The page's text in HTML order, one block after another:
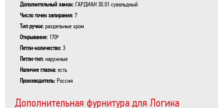
Дополнительный замок: ГАРДИАН 30.01 сувальдный
Число точек запирания: 7
Тип ручки: раздельные хром
Открывание: 170º
Петли-количество: 3
Петли-тип: наружные
Наличие глазка: есть
Производитель: Россия
Дополнительная фурнитура для Логика